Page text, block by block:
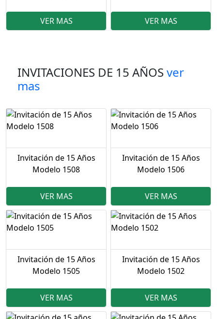
VER MAS VER MAS
INVITACIONES DE 15 AÑOS ver
mas
Invitación de 15 Años
Modelo 1508
VER MAS
Invitación de 15 Años
Modelo 1506
VER MAS
Invitación de 15 Años
Modelo 1505
VER MAS
Invitación de 15 Años
Modelo 1502
VER MAS